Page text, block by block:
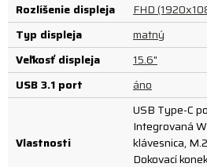
Rozlíšenie displeja
FHD
Typ displeja
matný
Veľkosť displeja
15.6"
USB 3.1 port
áno
Vlastnosti
USB Type-C
Integrovaná
klávesnica,
Dokovací